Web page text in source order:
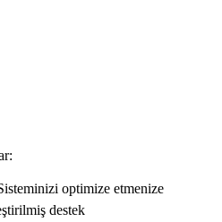
optimize etmenize
destek